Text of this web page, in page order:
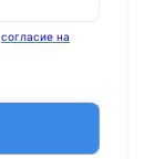
согласие на